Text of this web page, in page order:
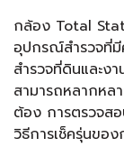
กล้อง Total
อุปกรณ์สำรวจที่มี
สำรวจที่ดินและง
สามารถหลากหล
ต้อง การตรวจส
วิธีการเช็ครุ่นขอ